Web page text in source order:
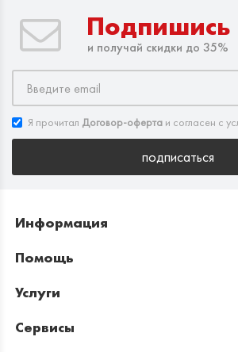
Подпишись
и получай скидки до 35%
Я прочитал Договор-оферта и согласен с
подписаться
Информация
Помощь
Услуги
Сервисы